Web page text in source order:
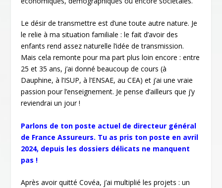
Le désir de transmettre est d’une toute autre nature. Je
le relie à ma situation familiale : le fait d’avoir des
enfants rend assez naturelle l’idée de transmission.
Mais cela remonte pour ma part plus loin encore : entre
25 et 35 ans, j’ai donné beaucoup de cours (à
Dauphine, à l’ISUP, à l’ENSAE, au CEA) et j’ai une vraie
passion pour l’enseignement. Je pense d’ailleurs que j’y
reviendrai un jour !
Parlons de ton poste actuel de directeur général
de France Assureurs. Tu as pris ton poste en avril
2024, depuis les dossiers délicats ne manquent
pas !
Après avoir quitté Covéa, j’ai multiplié les projets : un